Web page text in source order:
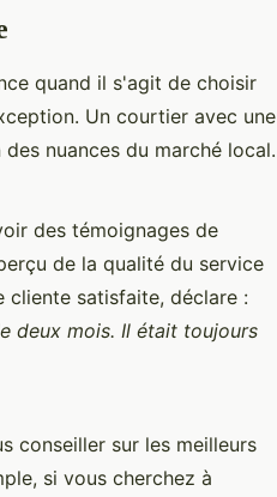
quand il s'agit de choisir
Un courtier avec une
nuances du marché local.
des témoignages de
de la qualité du service
cliente satisfaite, déclare :
deux mois. Il était toujours
conseiller sur les meilleurs
si vous cherchez à